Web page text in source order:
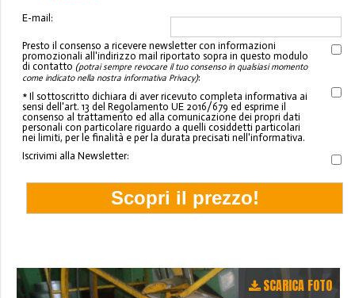
E-mail:
Presto il consenso a ricevere newsletter con informazioni
promozionali all'indirizzo mail riportato sopra in questo modulo
di contatto (potrai sempre revocare il tuo consenso in qualsiasi momento
come indicato nella nostra informativa Privacy):
* Il sottoscritto dichiara di aver ricevuto completa informativa ai
sensi dell'art. 13 del Regolamento UE 2016/679 ed esprime il
consenso al trattamento ed alla comunicazione dei propri dati
personali con particolare riguardo a quelli cosiddetti particolari
nei limiti, per le finalità e per la durata precisati nell'informativa.
Iscrivimi alla Newsletter:
SCARICA FOTO